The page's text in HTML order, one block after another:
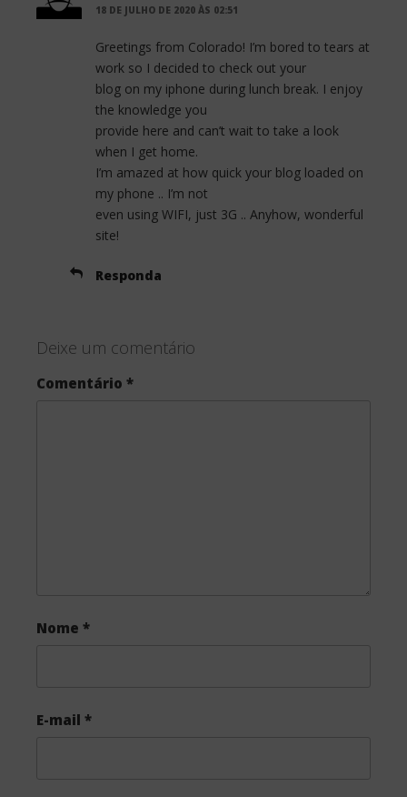
18 DE JULHO DE 2020 ÀS 02:51
Greetings from Colorado! I’m bored to tears at
work so I decided to check out your
blog on my iphone during lunch break. I enjoy
the knowledge you
provide here and can’t wait to take a look
when I get home.
I’m amazed at how quick your blog loaded on
my phone .. I’m not
even using WIFI, just 3G .. Anyhow, wonderful
site!
Responda
Deixe um comentário
Comentário *
Nome *
E-mail *